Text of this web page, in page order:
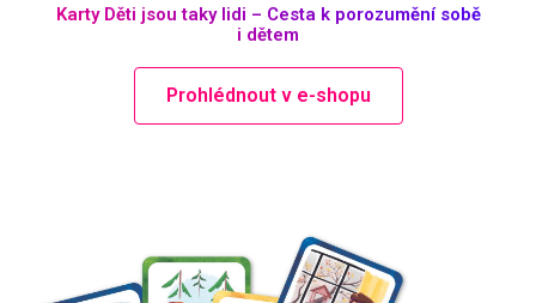
Karty Děti jsou taky lidi – Cesta k porozumění sobě
i dětem
Prohlédnout v e-shopu